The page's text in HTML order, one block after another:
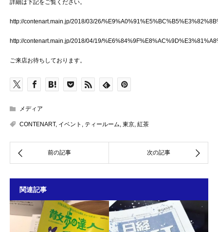
詳細は下記をご覧ください。
http://contenart.main.jp/2018/03/26/
http://contenart.main.jp/2018/04/19/
ご来店お待ちしております。
メディア
CONTENART, イベント , ティールーム, 東京, 紅茶
関連記事